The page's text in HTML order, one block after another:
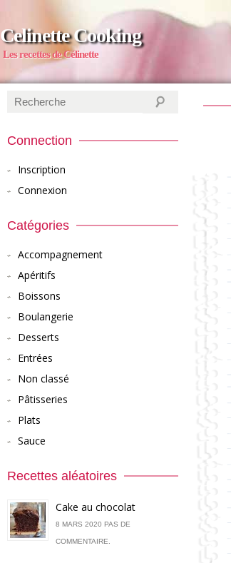
Celinette Cooking
Les recettes de Célinette
Connection
Inscription
Connexion
Catégories
Accompagnement
Apéritifs
Boissons
Boulangerie
Desserts
Entrées
Non classé
Pâtisseries
Plats
Sauce
Recettes aléatoires
Cake au chocolat
8 MARS 2020 PAS DE
COMMENTAIRE.